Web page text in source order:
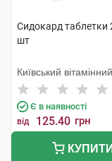
Сидокард таблетки
шт
Київський
Є в наявності
від 125.40 грн
КУПИТИ